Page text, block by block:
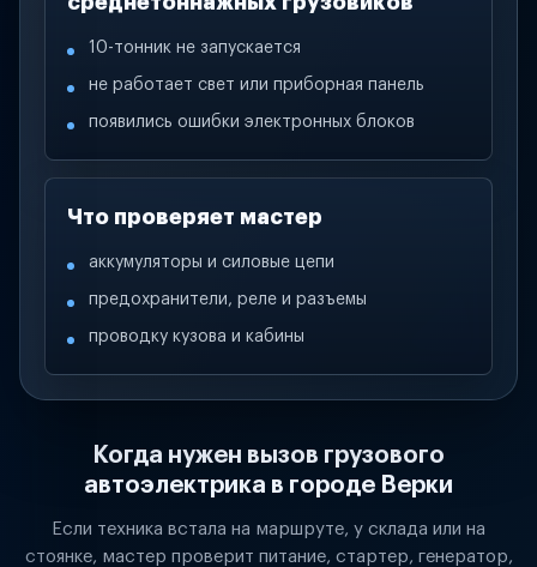
10-тонник не запускается
не работает свет или приборная панель
появились ошибки электронных блоков
Что проверяет мастер
аккумуляторы и силовые цепи
предохранители, реле и разъемы
проводку кузова и кабины
Когда нужен вызов грузового
автоэлектрика в городе Верки
Если техника встала на маршруте, у склада или на
стоянке, мастер проверит питание, стартер, генератор,